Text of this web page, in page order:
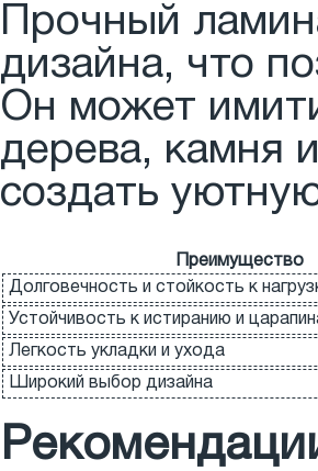
Прочный
дизайна, что
Он может
дерева, камня
создать
Преимущество
Долговечность и стойкость к
Устойчивость к истиранию и
Легкость укладки и ухода
Широкий выбор дизайна